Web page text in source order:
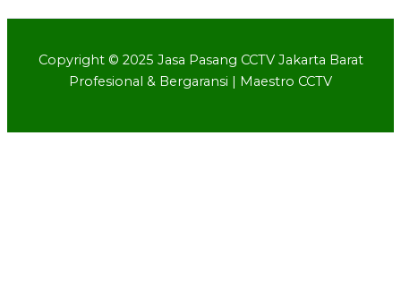
Copyright © 2025 Jasa Pasang CCTV Jakarta Barat
Profesional & Bergaransi | Maestro CCTV